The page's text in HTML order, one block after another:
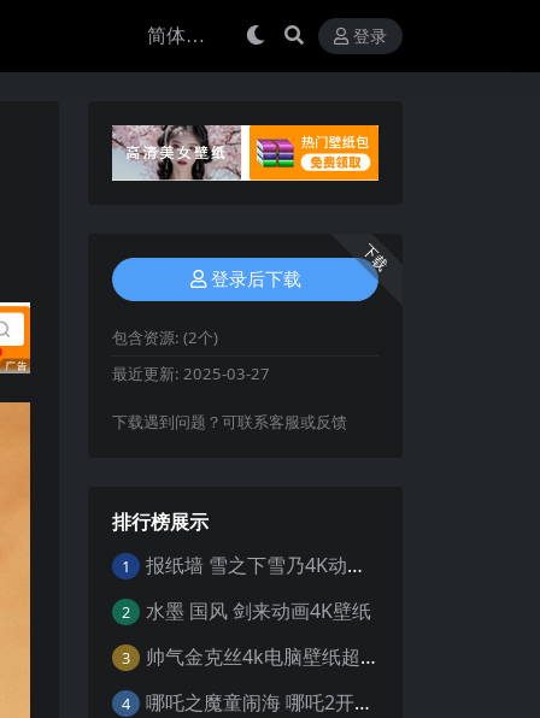
登录
下载
登录后下载
包含资源: (2个)
最近更新: 2025-03-27
下载遇到问题？可联系客服或反馈
排行榜展示
1 报纸墙 雪之下雪乃4K动漫壁纸
2 水墨 国风 剑来动画4K壁纸
3 帅气金克丝4k电脑壁纸超清
4 哪吒之魔童闹海 哪吒2开场4K壁纸